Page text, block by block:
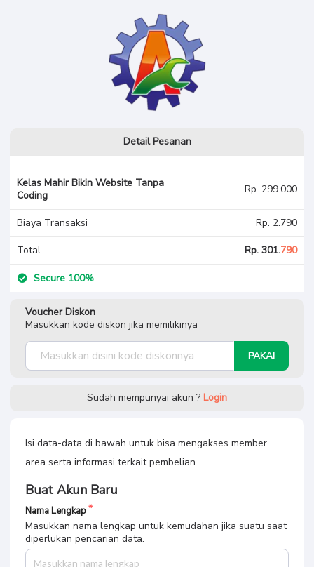
Detail Pesanan
Kelas Mahir Bikin Website Tanpa
Coding
Rp. 299.000
Biaya Transaksi Rp. 2.790
Total Rp. 301.790
Secure 100%
Voucher Diskon
Masukkan kode diskon jika memilikinya
PAKAI
Sudah mempunyai akun ? Login
Isi data-data di bawah untuk bisa mengakses member
area serta informasi terkait pembelian.
Buat Akun Baru
Nama Lengkap
Masukkan nama lengkap untuk kemudahan jika suatu saat
diperlukan pencarian data.